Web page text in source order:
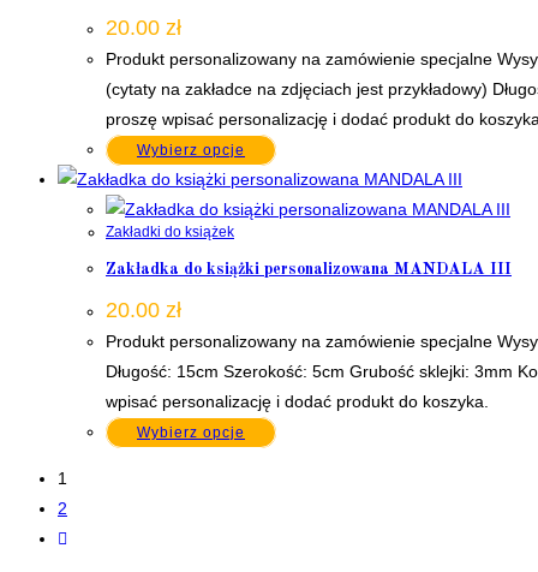
20.00 zł
Produkt personalizowany na zamówienie specjalne
(cytaty na zakładce na zdjęciach jest przykładowy)
proszę wpisać personalizację i dodać produkt do
Wybierz opcje
Zakładki do książek
Zakładka do książki personalizowana MANDALA III
20.00 zł
Produkt personalizowany na zamówienie specjalne
Długość: 15cm Szerokość: 5cm Grubość sklejki: 3mm
wpisać personalizację i dodać produkt do koszyka.
Wybierz opcje
1
2